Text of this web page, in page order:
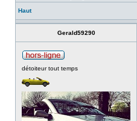
Haut
Gerald59290
détoiteur tout temps